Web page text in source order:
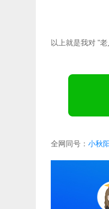
以上就是我对 "
全网同号： 小秋